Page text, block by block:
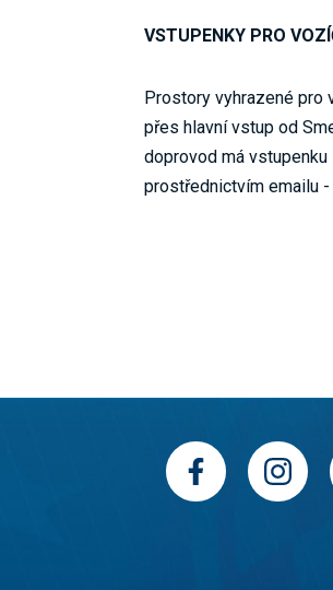
VSTUPENKY PRO
Prostory vyhrazené pro
přes hlavní vstup od
doprovod má
prostřednictvím emailu